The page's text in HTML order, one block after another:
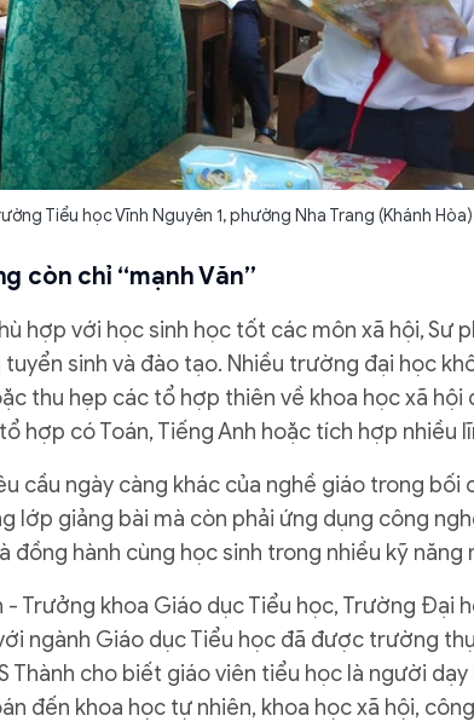
Tiểu học Vĩnh Nguyên 1, phường Nha Trang (Khánh
còn chỉ “mạnh Văn”
hợp với học sinh học tốt các môn xã hội, Sư
sinh và đào tạo. Nhiều trường đại học
thu hẹp các tổ hợp thiên về khoa học xã
hợp có Toán, Tiếng Anh hoặc tích hợp nhiều
cầu ngày càng khác của nghề giáo trong bối
lớp giảng bài mà còn phải ứng dụng công
đồng hành cùng học sinh trong nhiều kỹ năng
- Trưởng khoa Giáo dục Tiểu học, Trường Đại
ngành Giáo dục Tiểu học đã được trường
Thành cho biết giáo viên tiểu học là người
đến khoa học tự nhiên, khoa học xã hội,